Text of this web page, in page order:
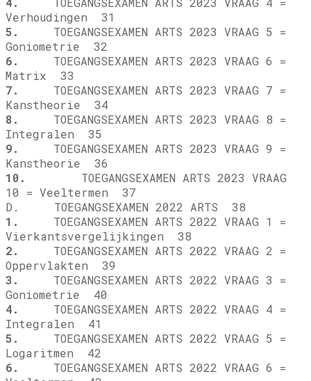
Verhoudingen 31
5.
TOEGANGSEXAMEN ARTS 2023 VRAAG 5 =
Goniometrie 32
6.
TOEGANGSEXAMEN ARTS 2023 VRAAG 6 =
Matrix 33
7.
TOEGANGSEXAMEN ARTS 2023 VRAAG 7 =
Kanstheorie 34
8.
TOEGANGSEXAMEN ARTS 2023 VRAAG 8 =
Integralen 35
9.
TOEGANGSEXAMEN ARTS 2023 VRAAG 9 =
Kanstheorie 36
10.
TOEGANGSEXAMEN ARTS 2023 VRAAG
10 = Veeltermen 37
D. TOEGANGSEXAMEN 2022 ARTS 38
1.
TOEGANGSEXAMEN ARTS 2022 VRAAG 1 =
Vierkantsvergelijkingen 38
2.
TOEGANGSEXAMEN ARTS 2022 VRAAG 2 =
Oppervlakten 39
3.
TOEGANGSEXAMEN ARTS 2022 VRAAG 3 =
Goniometrie 40
4.
TOEGANGSEXAMEN ARTS 2022 VRAAG 4 =
Integralen 41
5.
TOEGANGSEXAMEN ARTS 2022 VRAAG 5 =
Logaritmen 42
6.
TOEGANGSEXAMEN ARTS 2022 VRAAG 6 =